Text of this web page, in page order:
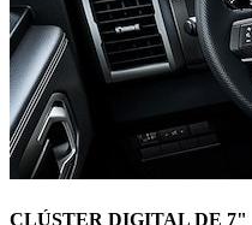
CLÚSTER DIGITAL DE 7"